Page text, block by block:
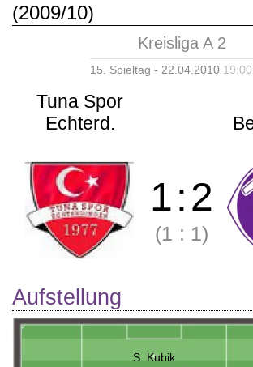
(2009/10)
Kreisliga A 2
15. Spieltag - 22.04.2010
Tuna Spor
Echterd.
1:2
(1 : 1)
Aufstellung
S. Kubik